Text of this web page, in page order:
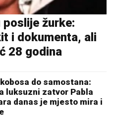
poslije žurke:
i dokumenta, ali
28 godina
do samostana:
luksuzni zatvor Pabla
danas je mjesto mira i